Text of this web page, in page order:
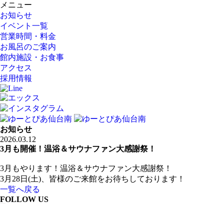
メニュー
お知らせ
イベント一覧
営業時間・料金
お風呂のご案内
館内施設・お食事
アクセス
採用情報
お知らせ
2026.03.12
3月も開催！温浴＆サウナファン大感謝祭！
3月もやります！温浴＆サウナファン大感謝祭！
3月28日(土)、皆様のご来館をお待ちしております！
一覧へ戻る
FOLLOW US